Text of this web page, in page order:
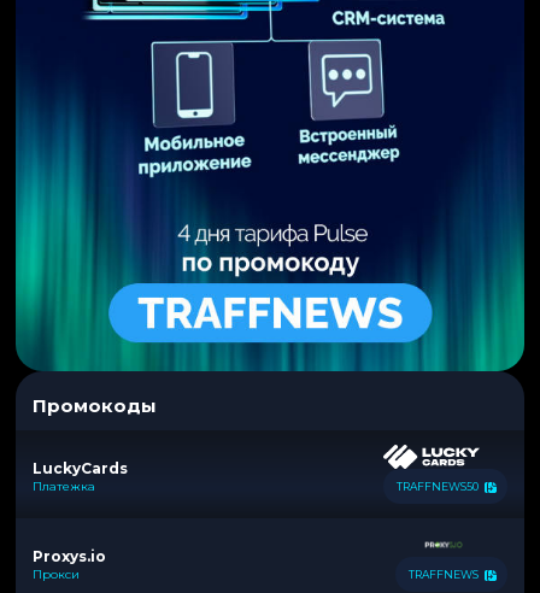
Промокоды
LuckyCards
Платежка TRAFFNEWS50
Proxys.io
Прокси TRAFFNEWS